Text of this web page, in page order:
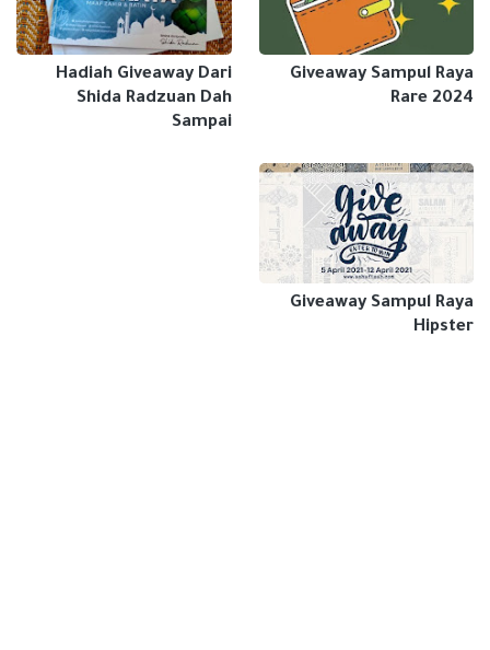
Giveaway Sampul Raya
Rare 2024
Hadiah Giveaway Dari
Shida Radzuan Dah
Sampai
Giveaway Sampul Raya
Hipster